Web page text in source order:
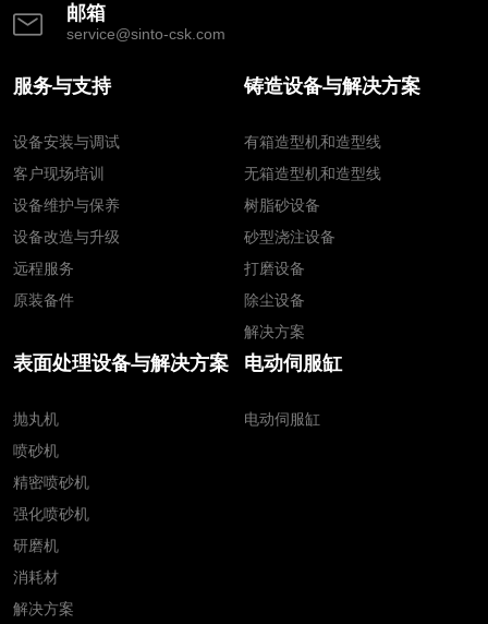
邮箱
service@sinto-csk.com
服务与支持
设备安装与调试
客户现场培训
设备维护与保养
设备改造与升级
远程服务
原装备件
铸造设备与解决方案
有箱造型机和造型线
无箱造型机和造型线
树脂砂设备
砂型浇注设备
打磨设备
除尘设备
解决方案
表面处理设备与解决方案
抛丸机
喷砂机
精密喷砂机
强化喷砂机
研磨机
消耗材
解决方案
电动伺服缸
电动伺服缸